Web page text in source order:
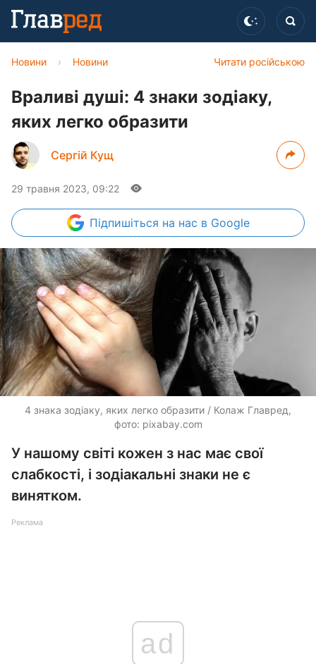
Читати російською
Новини › Новини
Враливі душі: 4 знаки зодіаку,
яких легко образити
Сергій Кущ
29 травня 2023, 09:22
Підпишіться на нас в Google
4 знака зодіаку, яких легко образити / Колаж Главред,
фото: pixabay.com
У нашому світі кожен з нас має свої
слабкості, і зодіакальні знаки не є
винятком.
Реклама
ad